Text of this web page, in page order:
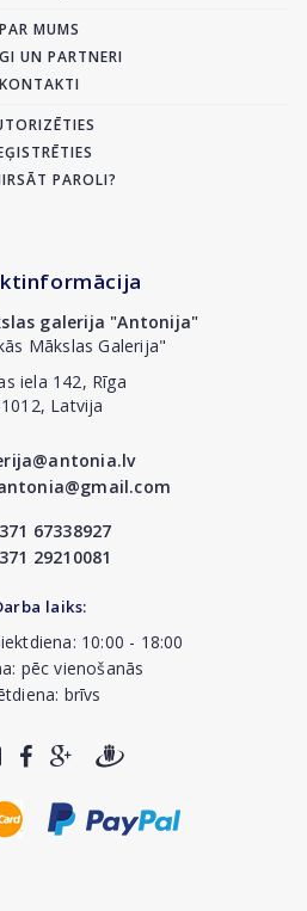
PAR MUMS
UN PARTNERI
KONTAKTI
PAROLI?
galerija "Antonija"
Mākslas Galerija"
iela 142, Rīga
Latvija
67338927
29210081
laiks:
10:00 - 18:00
pēc vienošanās
brīvs